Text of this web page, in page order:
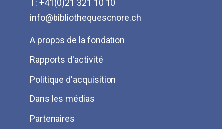
T: +41(0)21 321 10 10
info@bibliothequesonore.ch
Menu
Pied
de
page
A propos de la fondation
Rapports d'activité
Politique d'acquisition
Dans les médias
Partenaires